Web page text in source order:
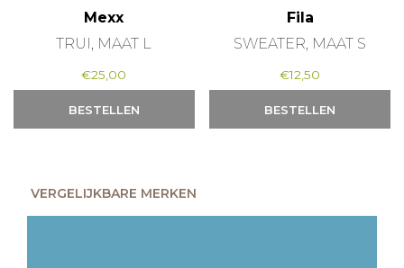
Mexx
TRUI, MAAT L
€25,00
BESTELLEN
Fila
SWEATER, MAAT S
€12,50
BESTELLEN
VERGELIJKBARE MERKEN